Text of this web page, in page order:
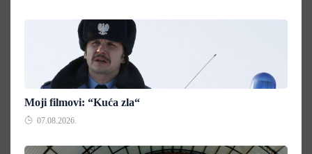
Moji filmovi: “Kuća zla“
07.08.2026.